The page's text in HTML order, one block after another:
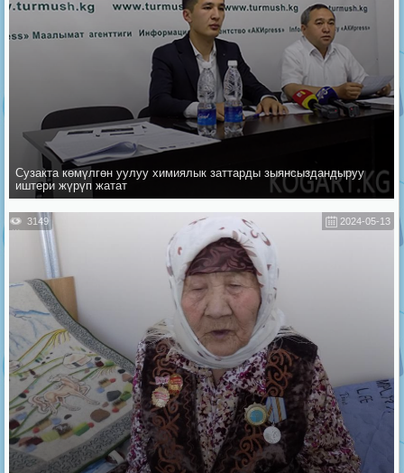
Сузакта көмүлгөн уулуу химиялык заттарды зыянсыздандыруу
иштери жүрүп жатат
2024-05-13
3149